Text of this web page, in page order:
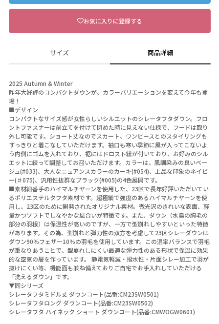
お気に入りに登録する
サイズ 商品詳細
2025 Autumn & Winter
昨年大好評のコンパクトダウンが、カラーバリエーションを変えて今年も登
場！
■デザイン
コンパクトなサイズ感が女性らしいシルエットのシレータフタダウン。フロ
ントファスナーは前立てを付けて閉めた時に見えない仕様で、フードは取り
外し可能です。ショート丈なのでスカート、ワンピースとのスタイリングも
すっきりと着こなしていただけます。袖口も寒い季節に風が入ってこないよ
う内側にゴムを入れており、裾にはドロスト紐が付いており、お好みのシル
エットに絞って調整してお召いただけます。カラーは、肌馴染みの良いベー
ジュ(#033)、大人なニュアンスカラーのカーキ(#054)、上品な印象のネイビ
ー(♯075)、汎用性抜群なブラック(#005)の4色展開です。
■素材細番手のハイマルチヤーンを使用した、23区で長年好評いただいてい
るポリエステルタフタ素材です。超極細で強度のあるハイマルチヤーンを使
用し、23区のために開発されたオリジナル素材。微光沢のきれいな表面、軽
量かつソフトでしなやかな風合いが特徴です。また、ダウン（水鳥の胸毛の
部分の羽根）は保温性が高いのですが、一方で型崩れしやすいといった特徴
があります。その為、型崩れと弾力性の双方を考慮して23区シレーダウンは
ダウン90％フェザー10％の羽毛を使用しています。この混率バランスで羽毛
が重なりあうことで、型崩れしにくい最適な弾力性のある形状で保温に効果
的な空気の層を作っています。 静電気軽減・撥水性・片面シレー加工で羽が
抜けにくい等、機能面も兼ね備えておりご自宅でお手入れしていただける
「洗えるダウン」です。
▼同シリーズ
シレータフタミドル丈 ダウンコート(品番:CM23SW0501)
シレータフタロング ダウンコート(品番:CM23SW0502)
シレータフタ ハイネック ショート ダウンコート(品番:CMWOGW0601)